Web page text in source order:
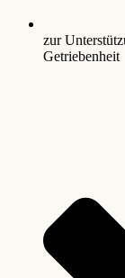
zur
Getriebenheit